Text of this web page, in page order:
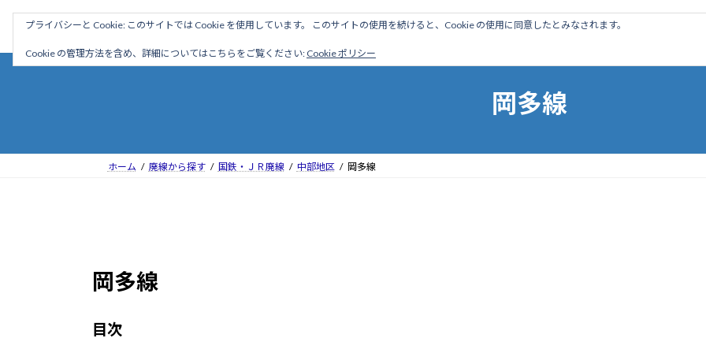
駅名読み方大全 ホーム はじめに 管理人ブログ 営業線から探す
岡多線
ホーム 廃線から探す 国鉄・ＪＲ廃線 中部地区 岡多線
岡多線
目次
プライバシーと Cookie: このサイトでは Cookie を使用しています。 このサイトの使用を続けると、Cookie の使用に同意したとみなされます。
Cookie の管理方法を含め、詳細についてはこちらをご覧ください: Cookie ポリシー